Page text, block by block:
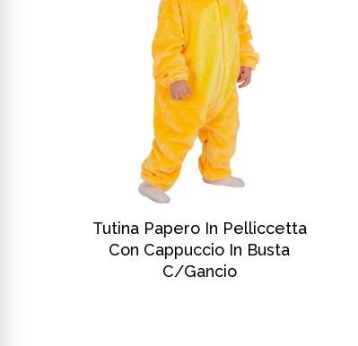
Tutina Papero In Pelliccetta
Con Cappuccio In Busta
C/gancio